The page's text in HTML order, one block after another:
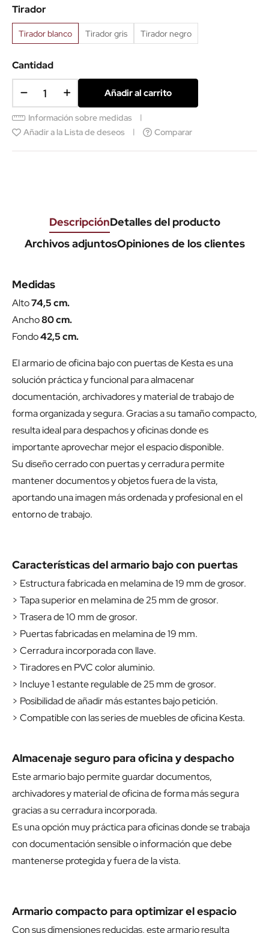
Tirador
Tirador blanco Tirador gris Tirador negro
Cantidad
Añadir al carrito
Información sobre medidas
Añadir a la Lista de deseos
Comparar
DescripciónDetalles del producto
Archivos adjuntosOpiniones de los clientes
Medidas
Alto74,5 cm.
Ancho80 cm.
Fondo42,5 cm.
El armario de oficina bajo con puertas de Kesta es una
solución práctica y funcional para almacenar
documentación, archivadores y material de trabajo de
forma organizada y segura. Gracias a su tamaño compacto,
resulta ideal para despachos y oficinas donde es
importante aprovechar mejor el espacio disponible.
Su diseño cerrado con puertas y cerradura permite
mantener documentos y objetos fuera de la vista,
aportando una imagen más ordenada y profesional en el
entorno de trabajo.
Características del armario bajo con puertas
> Estructura fabricada en melamina de 19 mm de grosor.
> Tapa superior en melamina de 25 mm de grosor.
> Trasera de 10 mm de grosor.
> Puertas fabricadas en melamina de 19 mm.
> Cerradura incorporada con llave.
> Tiradores en PVC color aluminio.
> Incluye 1 estante regulable de 25 mm de grosor.
> Posibilidad de añadir más estantes bajo petición.
> Compatible con las series de muebles de oficina Kesta.
Almacenaje seguro para oficina y despacho
Este armario bajo permite guardar documentos,
archivadores y material de oficina de forma más segura
gracias a su cerradura incorporada.
Es una opción muy práctica para oficinas donde se trabaja
con documentación sensible o información que debe
mantenerse protegida y fuera de la vista.
Armario compacto para optimizar el espacio
Con sus dimensiones reducidas, este armario resulta